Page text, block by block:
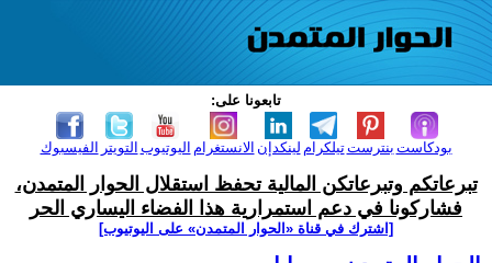
تابعونا على:
الفيسبوك التويتر اليوتيوب الانستغرام لينكدإن تيلكرامبنترست بودكاست
تبرعاتكم وتبرعاتكن المالية تحفظ استقلال الحوار المتمدن،
فشاركونا في دعم استمرارية هذا الفضاء اليساري الحر
[اشترك في قناة ‫«الحوار المتمدن» على اليوتيوب]